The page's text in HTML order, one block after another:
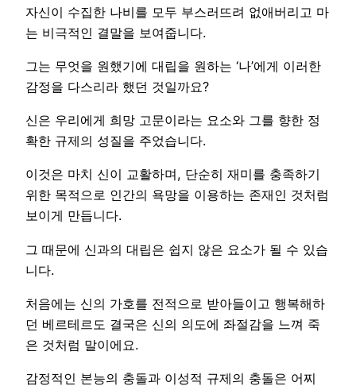
자신이 수집한 나비를 모두 부스러뜨려 없애버리고 마
는 비극적인 결말을 보여줍니다.
그는 무엇을 원했기에 대립을 원하는 ‘나’에게 이러한
감정을 다스리라 했던 것일까요?
신은 우리에게 희망 고문이라는 요소와 그를 향한 정
확한 규제의 성질을 주었습니다.
이것은 마치 신이 교활하며, 단순히 재미를 충족하기
위한 목적으로 인간의 욕망을 이용하는 존재인 것처럼
보이게 만듭니다.
그 때문에 신과의 대립은 쉽지 않은 요소가 될 수 있습
니다.
처음에는 신의 가호를 전적으로 받아들이고 행복해하
던 베르테르도 결국은 신의 의도에 좌절감을 느껴 죽
은 것처럼 말이에요.
감정적인 본능의 충돌과 이성적 규제의 충돌은 어찌